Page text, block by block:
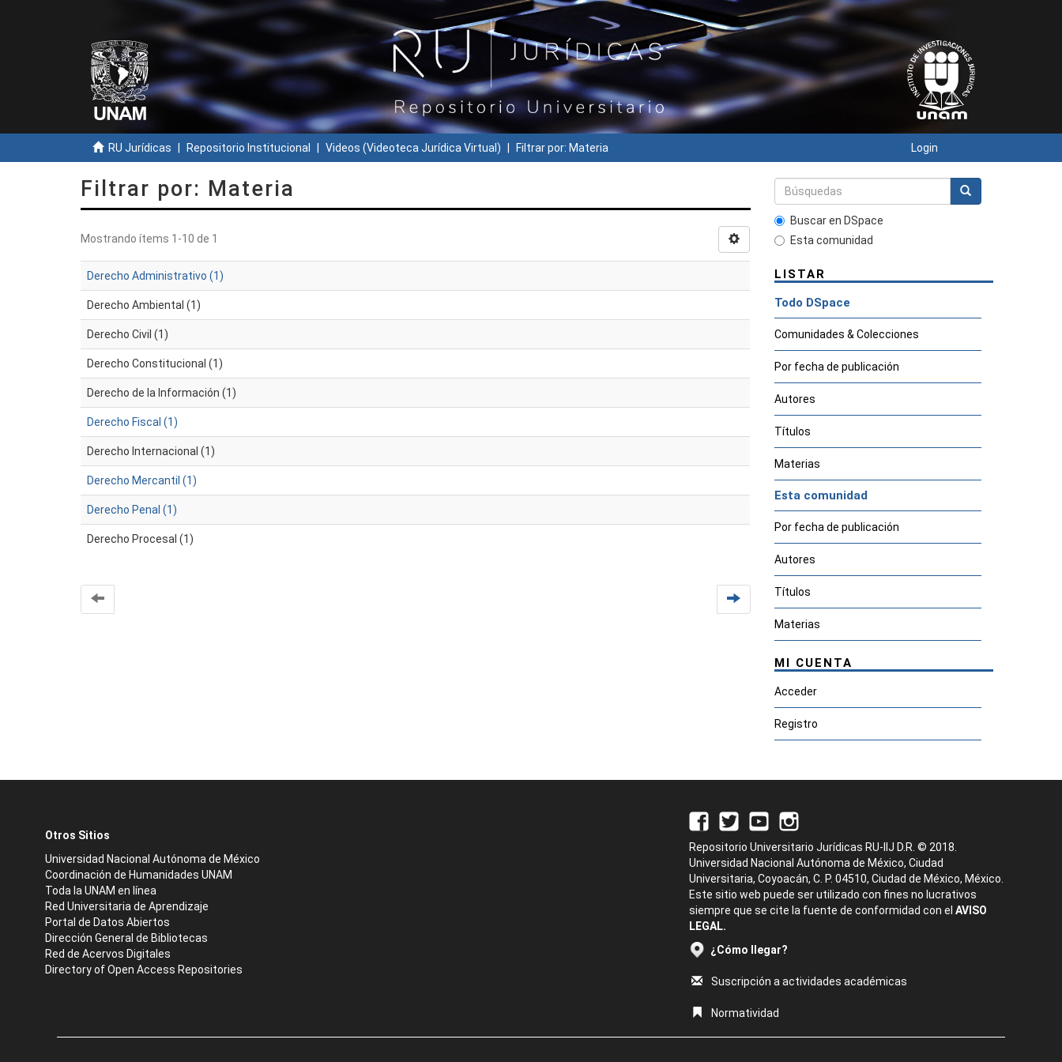
RU Jurídicas Repositorio Institucional Videos (Videoteca Jurídica Virtual) Filtrar por: Materia Login
Filtrar por: Materia
Mostrando ítems 1-10 de 1
Derecho Administrativo (1)
Derecho Ambiental (1)
Derecho Civil (1)
Derecho Constitucional (1)
Derecho de la Información (1)
Derecho Fiscal (1)
Derecho Internacional (1)
Derecho Mercantil (1)
Derecho Penal (1)
Derecho Procesal (1)
Buscar en DSpace
Esta comunidad
LISTAR
Todo DSpace
Comunidades & Colecciones
Por fecha de publicación
Autores
Títulos
Materias
Esta comunidad
Por fecha de publicación
Autores
Títulos
Materias
MI CUENTA
Acceder
Registro
Otros Sitios
Universidad Nacional Autónoma de México
Coordinación de Humanidades UNAM
Toda la UNAM en línea
Red Universitaria de Aprendizaje
Portal de Datos Abiertos
Dirección General de Bibliotecas
Red de Acervos Digitales
Directory of Open Access Repositories
Repositorio Universitario Jurídicas RU-IIJ D.R. © 2018.
Universidad Nacional Autónoma de México, Ciudad
Universitaria, Coyoacán, C. P. 04510, Ciudad de México, México.
Este sitio web puede ser utilizado con fines no lucrativos
siempre que se cite la fuente de conformidad con el AVISO
LEGAL.
¿Cómo llegar?
Suscripción a actividades académicas
Normatividad